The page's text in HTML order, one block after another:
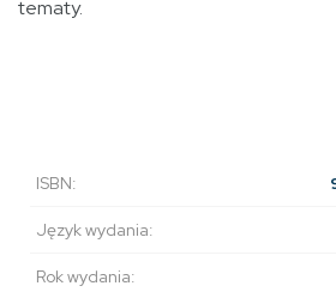
tematy.
ISBN:
Język wydania:
Rok wydania: